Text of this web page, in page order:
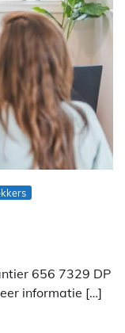
656 7329 DP
informatie […]